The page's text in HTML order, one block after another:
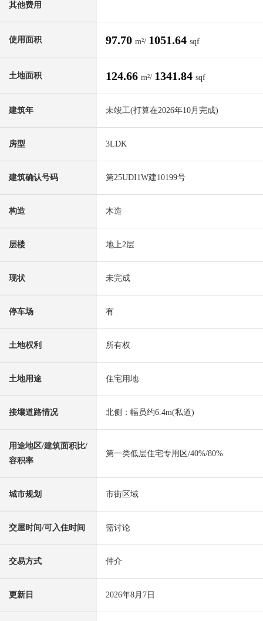
其他费用
使用面积 97.70 m²/ 1051.64 sqf
土地面积 124.66 m²/ 1341.84 sqf
建筑年 未竣工(打算在2026年10月完成)
房型 3LDK
建筑确认号码 第25UDI1W建10199号
构造 木造
层楼 地上2层
现状 未完成
停车场 有
土地权利 所有权
土地用途 住宅用地
接壤道路情况 北侧：幅员约6.4m(私道)
用途地区/建筑面积比/
容积率
第一类低层住宅专用区/40%/80%
城市规划 市街区域
交屋时间/可入住时间 需讨论
交易方式 仲介
更新日 2026年8月7日